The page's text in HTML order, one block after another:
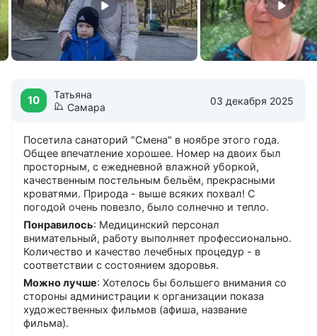
Собственный парк
Спутниковое ТВ в номерах
Холл на этаже
Бесплатный на территории
Бесплатный в номерах
Дети
Детская комната
Детская игровая площадка
Лечение с 4 лет
Услуги
Парикмахерская
Прачечная
Тренажерный зал
10
Татьяна
Самара
03 декабря 2025
Посетила санаторий "Смена" в ноябре этого года.
Общее впечатление хорошее. Номер на двоих был
просторным, с ежедневной влажной уборкой,
качественным постельным бельём, прекрасными
кроватями. Природа - выше всяких похвал! С
погодой очень повезло, было солнечно и тепло.
Понравилось: Медицинский персонал
внимательный, работу выполняет профессионально.
Количество и качество лечебных процедур - в
соответствии с состоянием здоровья.
Можно лучше: Хотелось бы большего внимания со
стороны администрации к организации показа
художественных фильмов (афиша, название
фильма).